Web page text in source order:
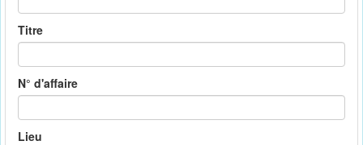
Titre
N° d'affaire
Lieu